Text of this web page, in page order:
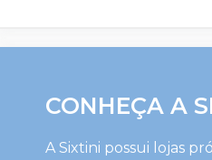
CONHEÇA A
A Sixtini possui lojas